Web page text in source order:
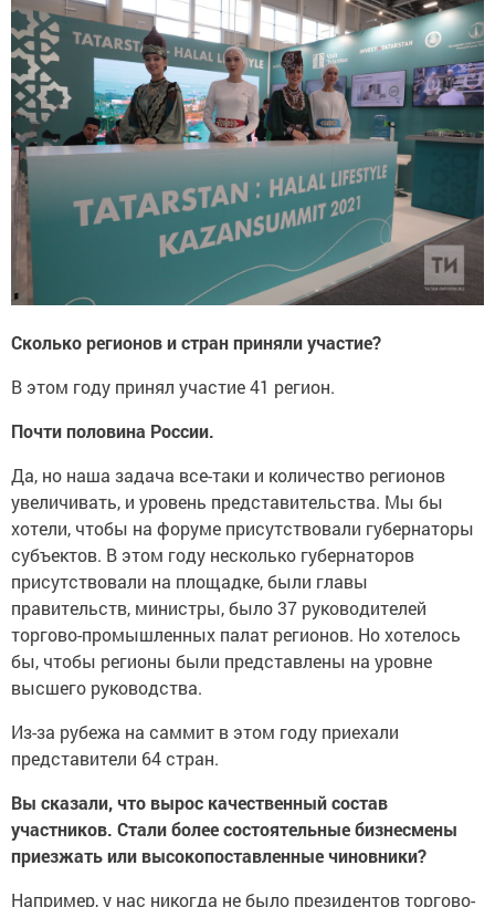
Сколько регионов и стран приняли участие?
В этом году принял участие 41 регион.
Почти половина России.
Да, но наша задача все-таки и количество регионов
увеличивать, и уровень представительства. Мы бы
хотели, чтобы на форуме присутствовали губернаторы
субъектов. В этом году несколько губернаторов
присутствовали на площадке, были главы
правительств, министры, было 37 руководителей
торгово-промышленных палат регионов. Но хотелось
бы, чтобы регионы были представлены на уровне
высшего руководства.
Из-за рубежа на саммит в этом году приехали
представители 64 стран.
Вы сказали, что вырос качественный состав
участников. Стали более состоятельные бизнесмены
приезжать или высокопоставленные чиновники?
Например, у нас никогда не было президентов торгово-